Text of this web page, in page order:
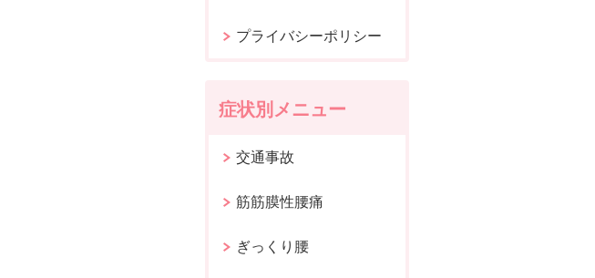
プライバシーポリシー
症状別メニュー
交通事故
筋筋膜性腰痛
ぎっくり腰